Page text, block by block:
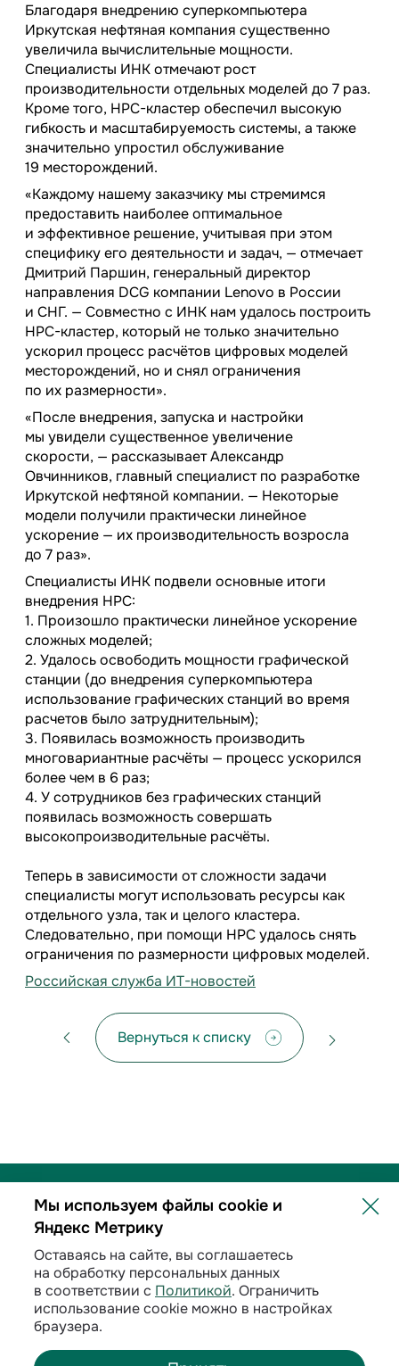
Благодаря внедрению суперкомпьютера
Иркутская нефтяная компания существенно
увеличила вычислительные мощности.
Специалисты ИНК отмечают рост
производительности отдельных моделей до 7 раз.
Кроме того, HPC-кластер обеспечил высокую
гибкость и масштабируемость системы, а также
значительно упростил обслуживание
19 месторождений.
«Каждому нашему заказчику мы стремимся
предоставить наиболее оптимальное
и эффективное решение, учитывая при этом
специфику его деятельности и задач, — отмечает
Дмитрий Паршин, генеральный директор
направления DCG компании Lenovo в России
и СНГ. — Совместно с ИНК нам удалось построить
HPC-кластер, который не только значительно
ускорил процесс расчётов цифровых моделей
месторождений, но и снял ограничения
по их размерности».
«После внедрения, запуска и настройки
мы увидели существенное увеличение
скорости, — рассказывает Александр
Овчинников, главный специалист по разработке
Иркутской нефтяной компании. — Некоторые
модели получили практически линейное
ускорение — их производительность возросла
до 7 раз».
Специалисты ИНК подвели основные итоги
внедрения HPC:
1. Произошло практически линейное ускорение
сложных моделей;
2. Удалось освободить мощности графической
станции (до внедрения суперкомпьютера
использование графических станций во время
расчетов было затруднительным);
3. Появилась возможность производить
многовариантные расчёты — процесс ускорился
более чем в 6 раз;
4. У сотрудников без графических станций
появилась возможность совершать
высокопроизводительные расчёты.
Теперь в зависимости от сложности задачи
специалисты могут использовать ресурсы как
отдельного узла, так и целого кластера.
Следовательно, при помощи HPC удалось снять
ограничения по размерности цифровых моделей.
Российская служба ИТ-новостей
Вернуться к списку
Политика обработки персональных данных
Договорные условия
Раскрытие информации
Мы используем файлы cookie и
Яндекс Метрику
Оставаясь на сайте, вы соглашаетесь
на обработку персональных данных
в соответствии с Политикой. Ограничить
использование cookie можно в настройках
браузера.